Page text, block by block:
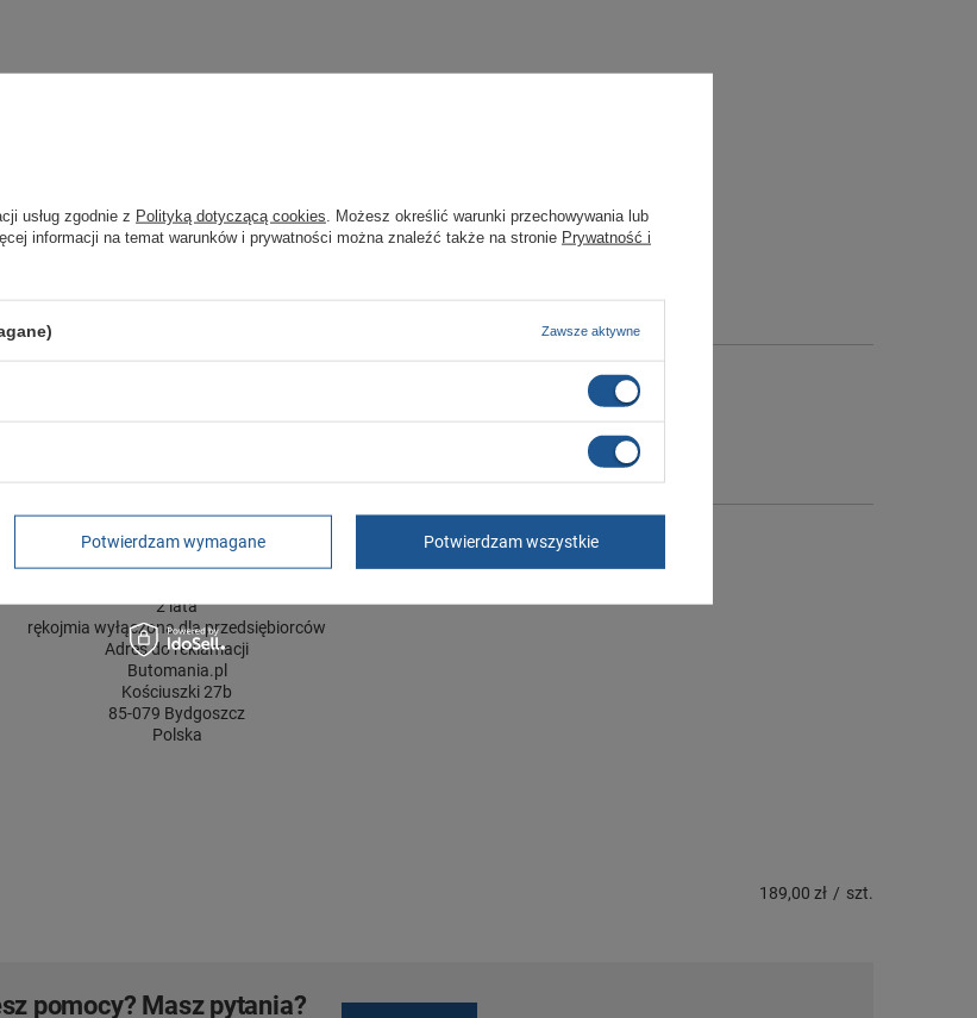
i pochodzi z oficjalnej sieci dystrybucyjnej.
GWARANCJA
2 lata
rękojmia wyłączona dla przedsiębiorców
Adres do reklamacji
Butomania.pl
Kościuszki 27b
85-079 Bydgoszcz
Polska
189,00 zł / szt.
pomocy? Masz pytania?
usług zgodnie z Polityką dotyczącą cookies . Możesz określić warunki przechowywania lub
informacji na temat warunków i prywatności można znaleźć także na stronie Prywatność i
Zawsze aktywne
Potwierdzam wymagane Potwierdzam wszystkie